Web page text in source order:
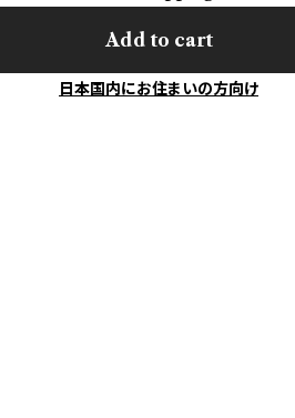
Add to cart
日本国内にお住まいの方向け